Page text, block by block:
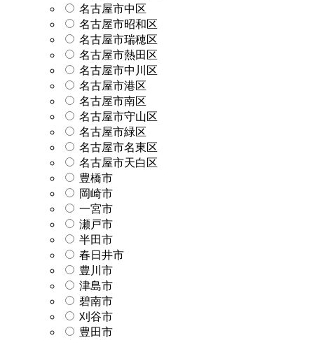
名古屋市中区
名古屋市昭和区
名古屋市瑞穂区
名古屋市熱田区
名古屋市中川区
名古屋市港区
名古屋市南区
名古屋市守山区
名古屋市緑区
名古屋市名東区
名古屋市天白区
豊橋市
岡崎市
一宮市
瀬戸市
半田市
春日井市
豊川市
津島市
碧南市
刈谷市
豊田市